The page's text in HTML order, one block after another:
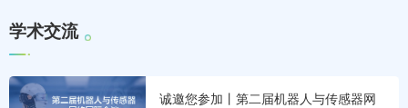
学术交流
诚邀您参加丨第二届机器人与传感器网